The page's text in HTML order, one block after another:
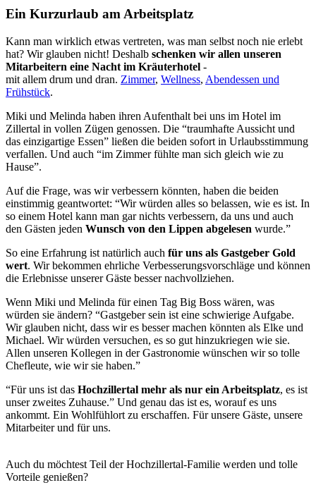
Ein Kurzurlaub am Arbeitsplatz
Kann man wirklich etwas vertreten, was man selbst noch nie erlebt
hat? Wir glauben nicht! Deshalb schenken wir allen unseren
Mitarbeitern eine Nacht im Kräuterhotel -
mit allem drum und dran. Zimmer, Wellness, Abendessen und
Frühstück.
Miki und Melinda haben ihren Aufenthalt bei uns im Hotel im
Zillertal in vollen Zügen genossen. Die “traumhafte Aussicht und
das einzigartige Essen” ließen die beiden sofort in Urlaubsstimmung
verfallen. Und auch “im Zimmer fühlte man sich gleich wie zu
Hause”.
Auf die Frage, was wir verbessern könnten, haben die beiden
einstimmig geantwortet: “Wir würden alles so belassen, wie es ist. In
so einem Hotel kann man gar nichts verbessern, da uns und auch
den Gästen jeden Wunsch von den Lippen abgelesen wurde.”
So eine Erfahrung ist natürlich auch für uns als Gastgeber Gold
wert. Wir bekommen ehrliche Verbesserungsvorschläge und können
die Erlebnisse unserer Gäste besser nachvollziehen.
Wenn Miki und Melinda für einen Tag Big Boss wären, was
würden sie ändern? “Gastgeber sein ist eine schwierige Aufgabe.
Wir glauben nicht, dass wir es besser machen könnten als Elke und
Michael. Wir würden versuchen, es so gut hinzukriegen wie sie.
Allen unseren Kollegen in der Gastronomie wünschen wir so tolle
Chefleute, wie wir sie haben.”
“Für uns ist das Hochzillertal mehr als nur ein Arbeitsplatz, es ist
unser zweites Zuhause.” Und genau das ist es, worauf es uns
ankommt. Ein Wohlfühlort zu erschaffen. Für unsere Gäste, unsere
Mitarbeiter und für uns.
Auch du möchtest Teil der Hochzillertal-Familie werden und tolle
Vorteile genießen?